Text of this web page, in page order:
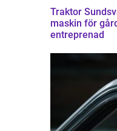
Traktor
maskin för
entreprenad